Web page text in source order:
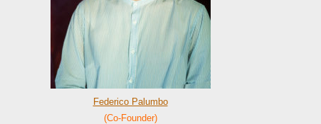
Federico Palumbo
(Co-Founder)